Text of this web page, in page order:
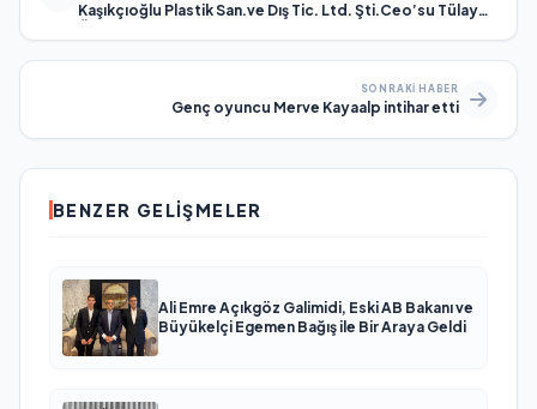
Kaşıkçıoğlu Plastik San.ve Dış Tic. Ltd. Şti.Ceo’su Tülay
SONRAKI HABER
Genç oyuncu Merve Kayaalp intihar etti
BENZER GELIŞMELER
Ali Emre Açıkgöz Galimidi, Eski AB Bakanı ve
Büyükelçi Egemen Bağış ile Bir Araya Geldi